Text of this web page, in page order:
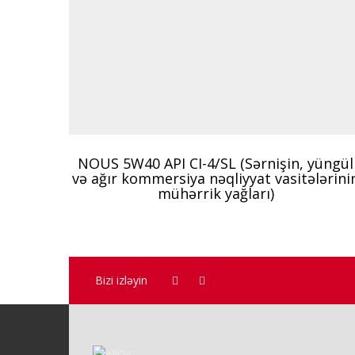
NOUS 5W40 API CI-4/SL (Sərnişin, yüngül
və ağır kommersiya nəqliyyat
mühərrik yağları)
Bizi izləyin